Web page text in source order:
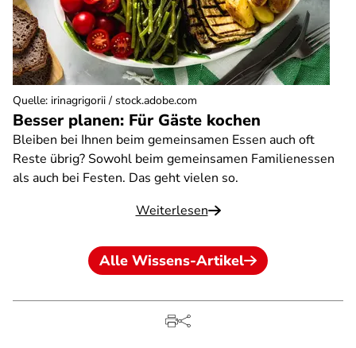
Besser planen: Für Gäste kochen
Bleiben bei Ihnen beim gemeinsamen Essen auch oft
Reste übrig? Sowohl beim gemeinsamen Familienessen
als auch bei Festen. Das geht vielen so.
Weiterlesen
Quelle: irinagrigorii / stock.adobe.com
Alle Wissens-Artikel